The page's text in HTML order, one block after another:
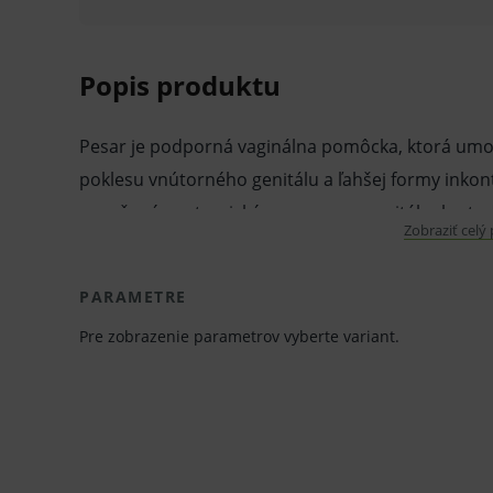
Popis produktu
Pesar je podporná vaginálna pomôcka, ktorá
poklesu vnútorného genitálu a ľahšej formy
porušené anatomické pomery urogenitálneho
či výstupku maternice. Podporný pesar pomáha
Pesar je vyrobený z inertného, nedráždivého
Zobraziť celý
PARAMETRE
Pre zobrazenie parametrov vyberte variant.